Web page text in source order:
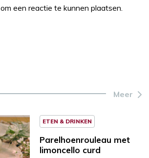
om een reactie te kunnen plaatsen.
Meer
ETEN & DRINKEN
Parelhoenrouleau met
limoncello curd